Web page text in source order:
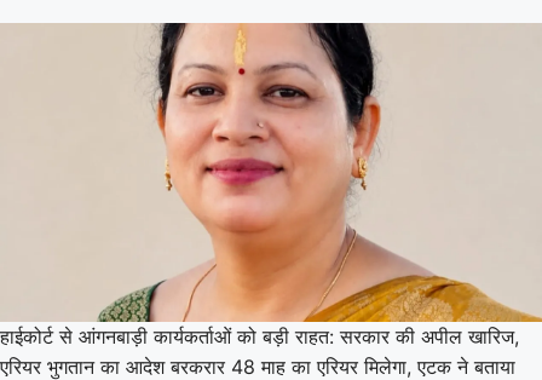
हाईकोर्ट से आंगनबाड़ी कार्यकर्ताओं को बड़ी राहत: सरकार की अपील खारिज,
एरियर भुगतान का आदेश बरकरार 48 माह का एरियर मिलेगा, एटक ने बताया